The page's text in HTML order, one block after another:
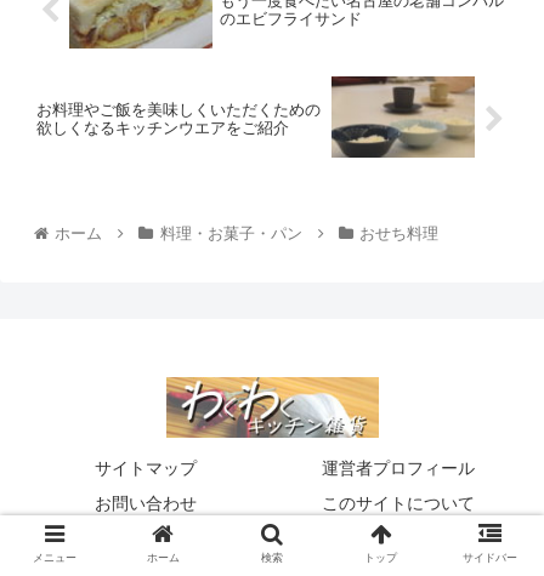
のエビフライサンド
お料理やご飯を美味しくいただくための
欲しくなるキッチンウエアをご紹介
ホーム 料理・お菓子・パン おせち料理
サイトマップ
運営者プロフィール
お問い合わせ
このサイトについて
レビュー
おすすめ通販
メニュー ホーム 検索 トップ サイドバー